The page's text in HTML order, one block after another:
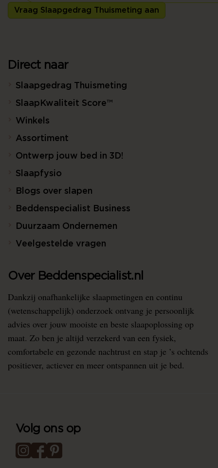
Vraag Slaapgedrag Thuismeting aan
Direct naar
Slaapgedrag Thuismeting
SlaapKwaliteit Score™
Winkels
Assortiment
Ontwerp jouw bed in 3D!
Slaapfysio
Blogs over slapen
Beddenspecialist Business
Duurzaam Ondernemen
Veelgestelde vragen
Over Beddenspecialist.nl
Dankzij onafhankelijke slaapmetingen en continu
(wetenschappelijk) onderzoek ontvang je persoonlijk
advies over jouw mooiste en beste slaapoplossing op
maat. Zo ben je altijd verzekerd van een fysiek,
comfortabele en gezonde nachtrust en stap je ’s ochtends
positiever, actiever en meer ontspannen uit je bed.
Volg ons op